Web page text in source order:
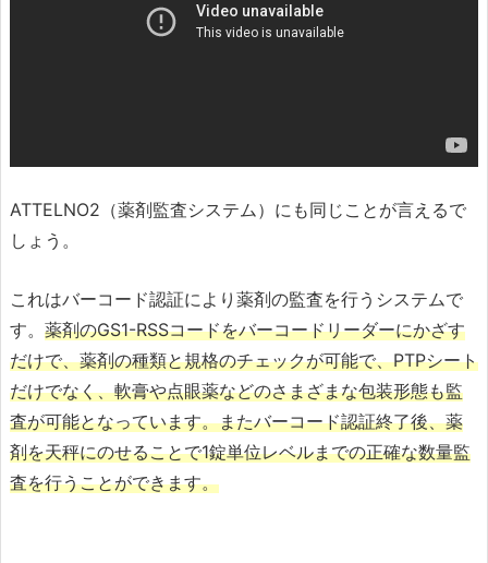
ATTELNO2（薬剤監査システム）にも同じことが言えるで
しょう。
これはバーコード認証により薬剤の監査を行うシステムで
す。 薬剤のGS1-RSSコードをバーコードリーダーにかざす
だけで、薬剤の種類と規格のチェックが可能で、PTPシート
だけでなく、軟膏や点眼薬などのさまざまな包装形態も監
査が可能となっています。またバーコード認証終了後、薬
剤を天秤にのせることで1錠単位レベルまでの正確な数量監
査を行うことができます。